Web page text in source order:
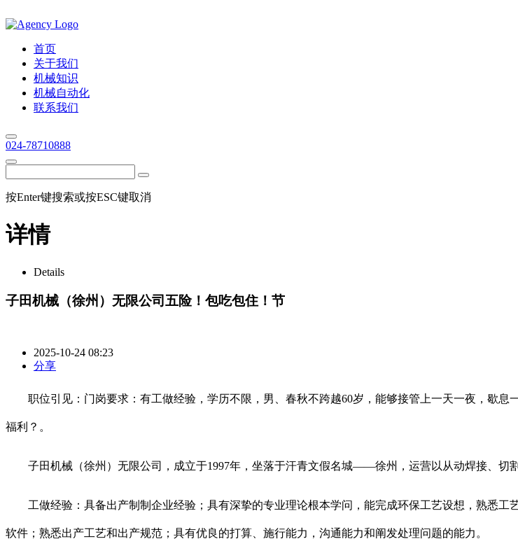
首页
关于我们
机械知识
机械自动化
联系我们
024-78710888
按Enter键搜索或按ESC键取消
详情
Details
子田机械（徐州）无限公司五险！包吃包住！节
2025-10-24 08:23
分享
职位引见：门岗要求：有工做经验，学历不限，男、春秋不跨越60岁，能够接管上一天一夜，歇息
福利？。
子田机械（徐州）无限公司，成立于1997年，坐落于汗青文假名城——徐州，运营以从动焊接、切割
工做经验：具备出产制制企业经验；具有深挚的专业理论根本学问，能完成环保工艺设想，熟悉工
软件；熟悉出产工艺和出产规范；具有优良的打算、施行能力，沟通能力和阐发处理问题的能力。